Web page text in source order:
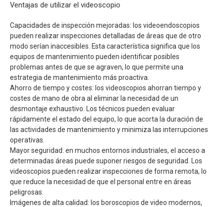
Ventajas de utilizar el videoscopio
Capacidades de inspección mejoradas: los videoendoscopios
pueden realizar inspecciones detalladas de áreas que de otro
modo serían inaccesibles. Esta característica significa que los
equipos de mantenimiento pueden identificar posibles
problemas antes de que se agraven, lo que permite una
estrategia de mantenimiento más proactiva.
Ahorro de tiempo y costes: los videoscopios ahorran tiempo y
costes de mano de obra al eliminar la necesidad de un
desmontaje exhaustivo. Los técnicos pueden evaluar
rápidamente el estado del equipo, lo que acorta la duración de
las actividades de mantenimiento y minimiza las interrupciones
operativas.
Mayor seguridad: en muchos entornos industriales, el acceso a
determinadas áreas puede suponer riesgos de seguridad. Los
videoscopios pueden realizar inspecciones de forma remota, lo
que reduce la necesidad de que el personal entre en áreas
peligrosas.
Imágenes de alta calidad: los boroscopios de video modernos,